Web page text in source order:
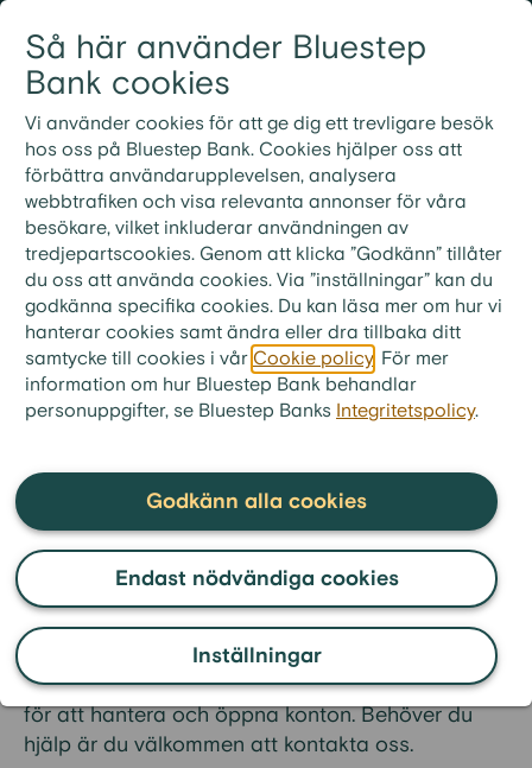
Så här använder Bluestep
Bank cookies
Vi använder cookies för att ge dig ett trevligare besök
hos oss på Bluestep Bank. Cookies hjälper oss att
förbättra användarupplevelsen, analysera
webbtrafiken och visa relevanta annonser för våra
besökare, vilket inkluderar användningen av
tredjepartscookies. Genom att klicka ”Godkänn” tillåter
du oss att använda cookies. Via ”inställningar” kan du
godkänna specifika cookies. Du kan läsa mer om hur vi
hanterar cookies samt ändra eller dra tillbaka ditt
samtycke till cookies i vår Cookie policy . För mer
information om hur Bluestep Bank behandlar
personuppgifter, se Bluestep Banks Integritetspolicy.
Inställningar
Endast nödvändiga cookies
Godkänn alla cookies
Meny
Vanliga frågor och
svar
bluestep.se > Kundservice > Frågor & Svar
Spara > Öppna och avsluta sparkonto
Kan jag hantera sparkonton via
Nej.
Det är inte möjligt att öppna, avsluta, göra
öveföringar eller hantera dina sparkonton via
Mina sidor
kan du logga in för att
se aktuell information om dina sparkonton och
för att hantera och öppna konton. Behöver du
hjälp är du välkommen att kontakta oss.